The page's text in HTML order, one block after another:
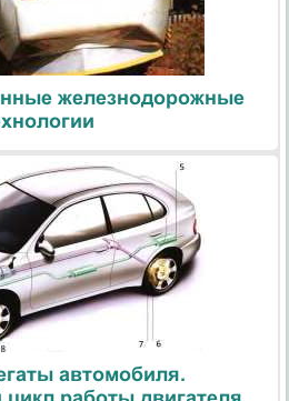
железнодорожные
автомобиля.